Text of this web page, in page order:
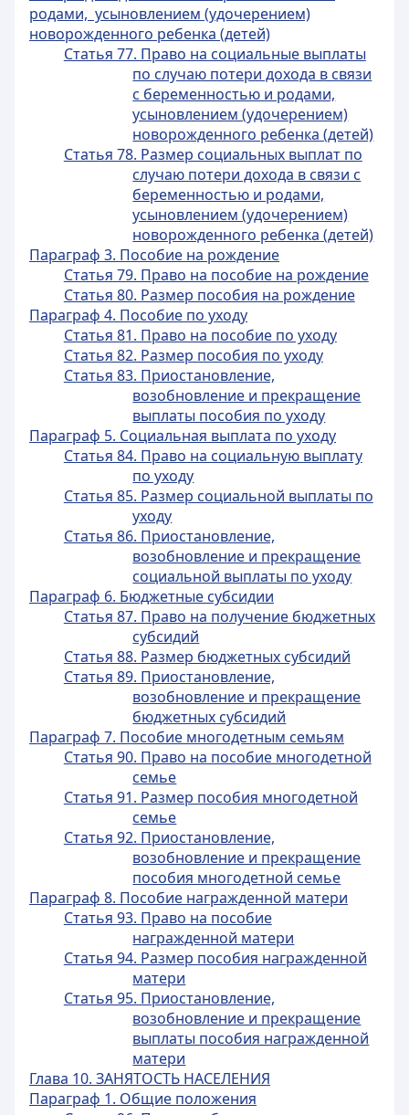
родами, усыновлением (удочерением)
новорожденного ребенка (детей)
Статья 77. Право на социальные выплаты
по случаю потери дохода в связи
с беременностью и родами,
усыновлением (удочерением)
новорожденного ребенка (детей)
Статья 78. Размер социальных выплат по
случаю потери дохода в связи с
беременностью и родами,
усыновлением (удочерением)
новорожденного ребенка (детей)
Параграф 3. Пособие на рождение
Статья 79. Право на пособие на рождение
Статья 80. Размер пособия на рождение
Параграф 4. Пособие по уходу
Статья 81. Право на пособие по уходу
Статья 82. Размер пособия по уходу
Статья 83. Приостановление,
возобновление и прекращение
выплаты пособия по уходу
Параграф 5. Социальная выплата по уходу
Статья 84. Право на социальную выплату
по уходу
Статья 85. Размер социальной выплаты по
уходу
Статья 86. Приостановление,
возобновление и прекращение
социальной выплаты по уходу
Параграф 6. Бюджетные субсидии
Статья 87. Право на получение бюджетных
субсидий
Статья 88. Размер бюджетных субсидий
Статья 89. Приостановление,
возобновление и прекращение
бюджетных субсидий
Параграф 7. Пособие многодетным семьям
Статья 90. Право на пособие многодетной
семье
Статья 91. Размер пособия многодетной
семье
Статья 92. Приостановление,
возобновление и прекращение
пособия многодетной семье
Параграф 8. Пособие награжденной матери
Статья 93. Право на пособие
награжденной матери
Статья 94. Размер пособия награжденной
матери
Статья 95. Приостановление,
возобновление и прекращение
выплаты пособия награжденной
матери
Глава 10. ЗАНЯТОСТЬ НАСЕЛЕНИЯ
Параграф 1. Общие положения